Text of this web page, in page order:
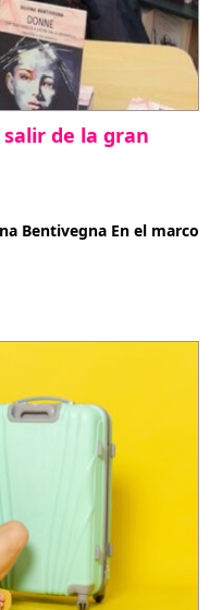
de la gran
Bentivegna En el marco